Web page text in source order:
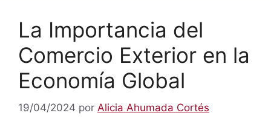
La Importancia del
Comercio Exterior en la
Economía Global
19/04/2024 por Alicia Ahumada Cortés